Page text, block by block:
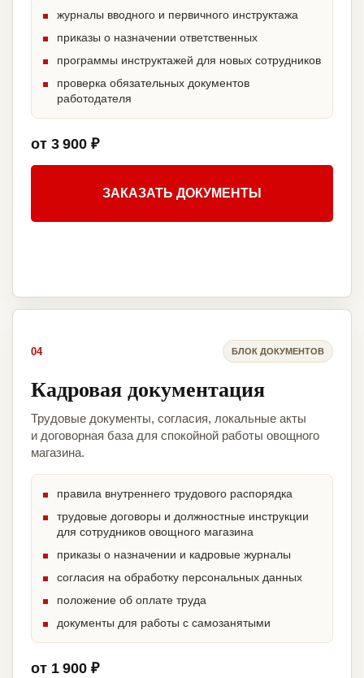
журналы вводного и первичного инструктажа
приказы о назначении ответственных
программы инструктажей для новых сотрудников
проверка обязательных документов
работодателя
от 3 900 ₽
ЗАКАЗАТЬ ДОКУМЕНТЫ
04 БЛОК ДОКУМЕНТОВ
Кадровая документация
Трудовые документы, согласия, локальные акты
и договорная база для спокойной работы овощного
магазина.
правила внутреннего трудового распорядка
трудовые договоры и должностные инструкции
для сотрудников овощного магазина
приказы о назначении и кадровые журналы
согласия на обработку персональных данных
положение об оплате труда
документы для работы с самозанятыми
от 1 900 ₽